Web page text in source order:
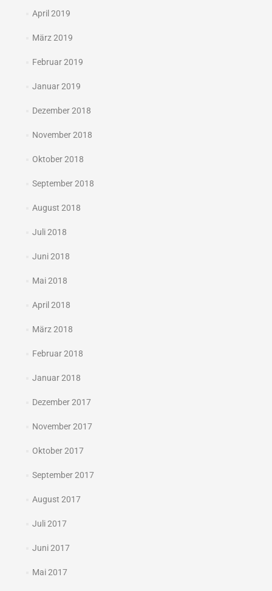
April 2019
März 2019
Februar 2019
Januar 2019
Dezember 2018
November 2018
Oktober 2018
September 2018
August 2018
Juli 2018
Juni 2018
Mai 2018
April 2018
März 2018
Februar 2018
Januar 2018
Dezember 2017
November 2017
Oktober 2017
September 2017
August 2017
Juli 2017
Juni 2017
Mai 2017